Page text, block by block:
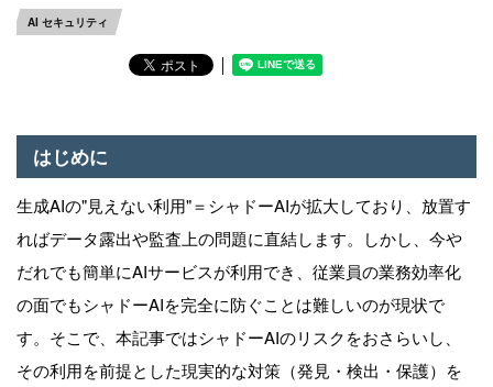
AI セキュリティ
│
はじめに
生成AIの"見えない利用"＝シャドーAIが拡大しており、放置す
ればデータ露出や監査上の問題に直結します。しかし、今や
だれでも簡単にAIサービスが利用でき、従業員の業務効率化
の面でもシャドーAIを完全に防ぐことは難しいのが現状で
す。そこで、本記事ではシャドーAIのリスクをおさらいし、
その利用を前提とした現実的な対策（発見・検出・保護）を